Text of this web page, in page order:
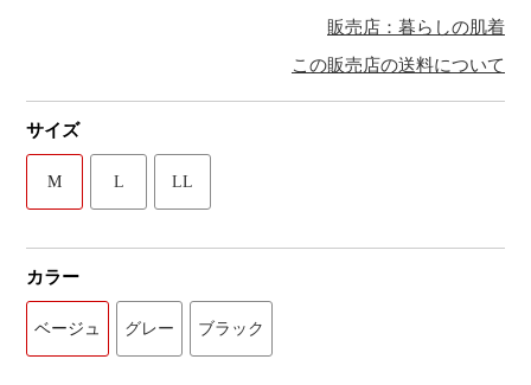
販売店：暮らしの肌着
この販売店の送料について
サイズ
M L LL
カラー
ベージュ グレー ブラック